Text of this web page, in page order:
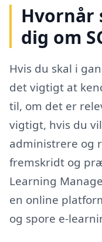
Hvornår
dig om
Hvis du skal i
det vigtigt at
til, om det er
vigtigt, hvis du
administrere og
fremskridt og
Learning
en online
og spore e-